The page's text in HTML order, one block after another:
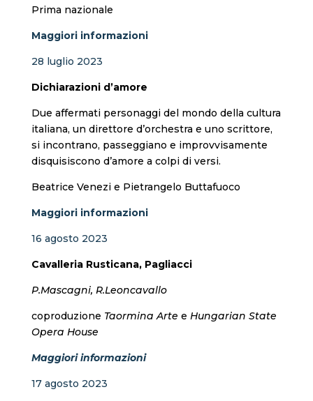
Prima nazionale
Maggiori informazioni
28 luglio 2023
Dichiarazioni d’amore
Due affermati personaggi del mondo della cultura
italiana, un direttore d’orchestra e uno scrittore,
si incontrano, passeggiano e improvvisamente
disquisiscono d’amore a colpi di versi.
Beatrice Venezi e Pietrangelo Buttafuoco
Maggiori informazioni
16 agosto 2023
Cavalleria Rusticana, Pagliacci
P.Mascagni, R.Leoncavallo
coproduzione Taormina Arte e Hungarian State
Opera House
Maggiori informazioni
17 agosto 2023